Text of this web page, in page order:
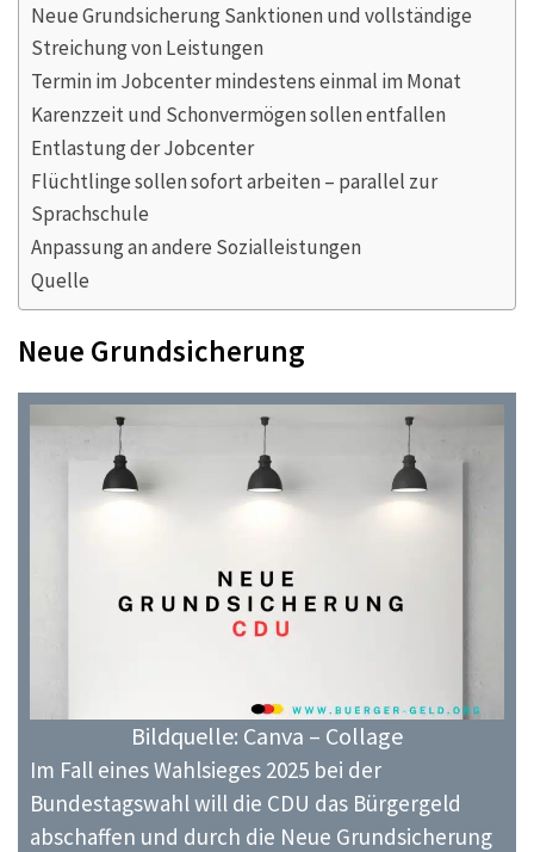
Neue Grundsicherung Sanktionen und vollständige
Streichung von Leistungen
Termin im Jobcenter mindestens einmal im Monat
Karenzzeit und Schonvermögen sollen entfallen
Entlastung der Jobcenter
Flüchtlinge sollen sofort arbeiten – parallel zur
Sprachschule
Anpassung an andere Sozialleistungen
Quelle
Neue Grundsicherung
Bildquelle: Canva – Collage
Im Fall eines Wahlsieges 2025 bei der
Bundestagswahl will die CDU das Bürgergeld
abschaffen und durch die Neue Grundsicherung